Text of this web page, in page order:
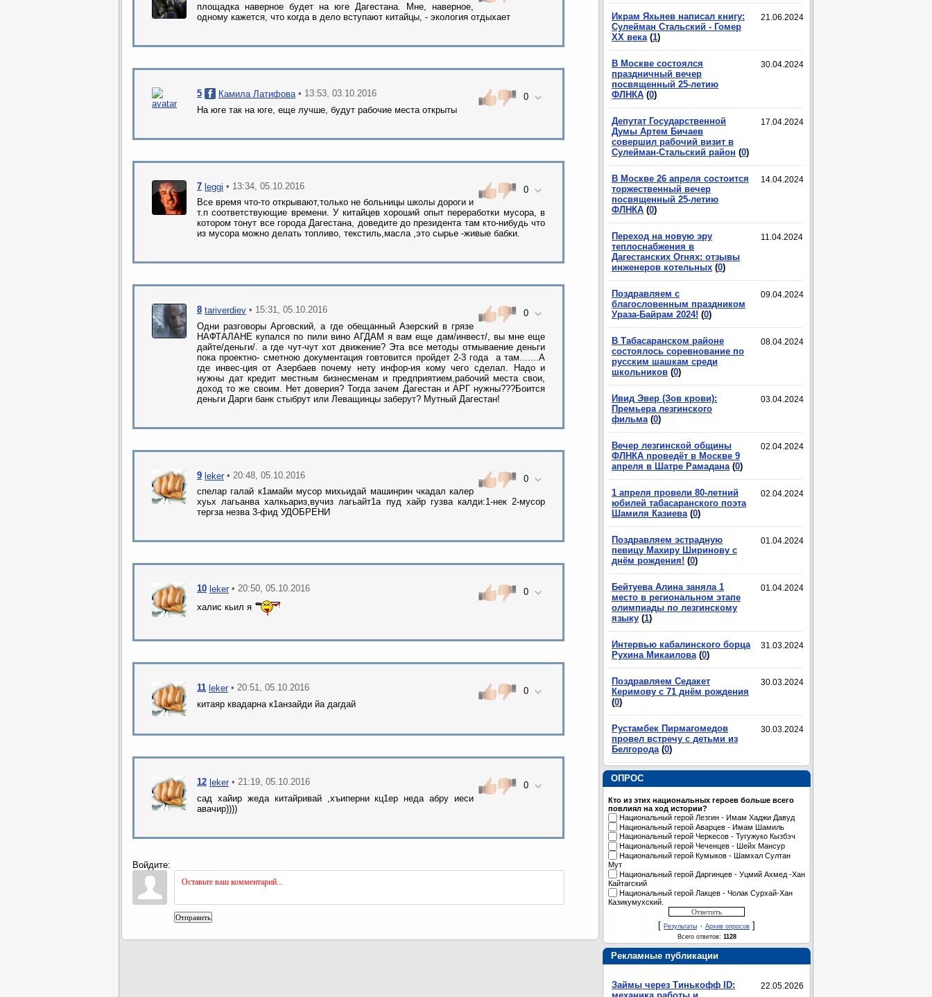
21.06.2024
Икрам Яхьяев написал книгу:
Сулейман Стальский - Гомер
XX века (1)
30.04.2024
В Москве состоялся
праздничный вечер
посвященный 25-летию
ФЛНКА (0)
17.04.2024
Депутат Государственной
Думы Артем Бичаев
совершил рабочий визит в
Сулейман-Стальский район (0)
14.04.2024
В Москве 26 апреля состоится
торжественный вечер
посвященный 25-летию
ФЛНКА (0)
11.04.2024
Переход на новую эру
теплоснабжения в
Дагестанских Огнях: отзывы
инженеров котельных (0)
09.04.2024
Поздравляем с
благословенным праздником
Ураза-Байрам 2024! (0)
08.04.2024
В Табасаранском районе
состоялось соревнование по
русским шашкам среди
школьников (0)
03.04.2024
Ивид Эвер (Зов крови):
Премьера лезгинского
фильма (0)
02.04.2024
Вечер лезгинской общины
ФЛНКА проведёт в Москве 9
апреля в Шатре Рамадана (0)
02.04.2024
1 апреля провели 80-летний
юбилей табасаранского поэта
Шамиля Казиева (0)
01.04.2024
Поздравляем эстрадную
певицу Махиру Ширинову с
днём рождения! (0)
01.04.2024
Бейтуева Алина заняла 1
место в региональном этапе
олимпиады по лезгинскому
языку (1)
31.03.2024
Интервью кабалинского борца
Рухина Микаилова (0)
30.03.2024
Поздравляем Седакет
Керимову с 71 днём рождения
(0)
30.03.2024
Рустамбек Пирмагомедов
провел встречу с детьми из
Белгорода (0)
ОПРОС
Кто из этих национальных героев больше всего
повлиял на ход истории?
Национальный герой Лезгин - Имам Хаджи Давуд
Национальный герой Аварцев - Имам Шамиль
Национальный герой Черкесов - Тугужуко Кызбэч
Национальный герой Чеченцев - Шейх Мансур
Национальный герой Кумыков - Шамхал Султан
Мут
Национальный герой Даргинцев - Уцмий Ахмед -Хан
Кайтагский
Национальный герой Лакцев - Чолак Сурхай-Хан
Казикумухский.
[ Результаты · Архив опросов ]
Всего ответов: 1128
Рекламные публикации
22.05.2026
Займы через Тинькофф ID:
площадка наверное будет на юге Дагестана. Мне, наверное,
одному кажется, что когда в дело вступают китайцы, - экология отдыхает
0
5 Камила Латифова • 13:53, 03.10.2016
На юге так на юге, еще лучше, будут рабочие места открыты
0
7 leggi • 13:34, 05.10.2016
Все время что-то открывают,только не больницы школы дороги и
т.п соответствующие времени. У китайцев хороший опыт переработки мусора, в
котором тонут все города Дагестана, доведите до президента там кто-нибудь что
из мусора можно делать топливо, текстиль,масла ,это сырье -живые бабки.
0
8 tariverdiev • 15:31, 05.10.2016
Одни разговоры Арговский, а где обещанный Азерский в грязе
НАФТАЛАНЕ купался по пили вино АГДАМ я вам еще дам/инвест/, вы мне еще
дайте/деньги/. а где чут-чут хот движение? Эта все методы отмываение деньги
пока проектно- сметною документация говтовится пройдет 2-3 года а там.......А
где инвес-ция от Азербаев почему нету инфор-ия кому чего сделал. Надо и
нужны дат кредит местным бизнесменам и предприятием,рабочий места свои,
доход то же своим. Нет доверия? Тогда зачем Дагестан и АРГ нужны???Боится
деньги Дарги банк стыбрут или Леващинцы заберут? Мутный Дагестан!
0
9 leker • 20:48, 05.10.2016
спелар галай к1амайи мусор михьидай машинрин чкадал калер
хуьх лагьанва халкьариз,вучиз лагьайт1а пуд хайр гузва калди:1-нек 2-мусор
тергза незва 3-фид УДОБРЕНИ
0
10 leker • 20:50, 05.10.2016
халис кьил я
0
11 leker • 20:51, 05.10.2016
китаяр квадарна к1анзайди йа дагдай
0
12 leker • 21:19, 05.10.2016
сад хайир жеда китайривай ,хъиперни кц1ер неда абру иеси
авачир))))
Войдите:
Отправить